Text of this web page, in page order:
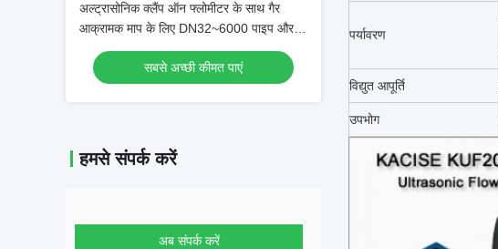
अल्ट्रासोनिक क्लैंप ऑन फ्लोमीटर के साथ गैर
आक्रामक माप के लिए DN32~6000 पाइप और
RS485 Modbus
सबसे अच्छी कीमत पाएं
हमसे संपर्क करें
अब संपर्क करें
पर्यावरण
विद्युत आपूर्ति
उपभोग